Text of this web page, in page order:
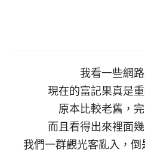
我看一些網
現在的富記果真是
原本比較老舊，
而且看得出來裡面
我們一群觀光客亂入，